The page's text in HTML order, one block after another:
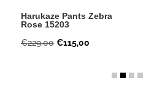
Harukaze Pants Zebra
Rose 15203
€229,00 Oorspronkelijke
€115,00Huidige